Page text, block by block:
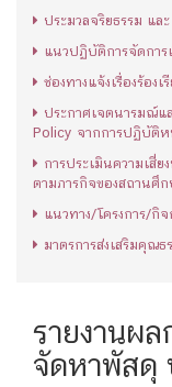
ประมวลจริยธรรม แล
แนวปฏิบัติการจัดการ
ช่องทางแจ้งเรื่องร้อ
ประกาศเจตนารมณ์แ
Policy จากการปฏิบัติ
การประเมินความเสี่
ตามภารกิจของสถานศึ
แนวทาง/โครงการ/กิ
มาตรการส่งเสริมคุณ
รายงานผ
จัดหาพัสดุ